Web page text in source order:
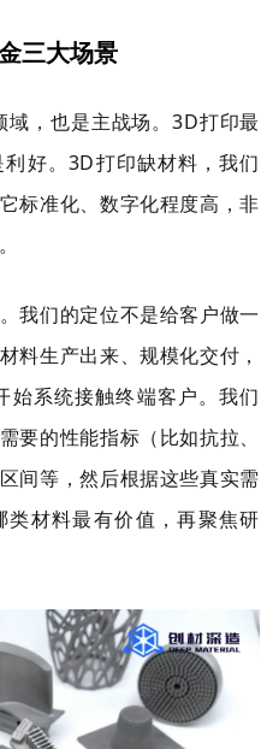
三大场景
，也是主战场。3D打印最
好。3D打印缺材料，我们
标准化、数字化程度高，非
我们的定位不是给客户做一
料生产出来、规模化交付，
始系统接触终端客户。我们
要的性能指标（比如抗拉、
间等，然后根据这些真实需
类材料最有价值，再聚焦研